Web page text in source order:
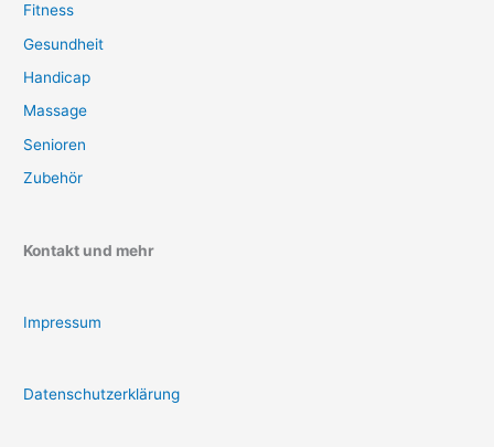
Fitness
Gesundheit
Handicap
Massage
Senioren
Zubehör
Kontakt und mehr
Impressum
Datenschutzerklärung